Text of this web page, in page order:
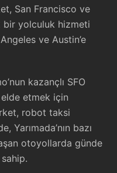
San Francisco ve
bir yolculuk hizmeti
ve Austin’e
kazançlı SFO
elde etmek için
robot taksi
Yarımada’nın bazı
otoyollarda günde